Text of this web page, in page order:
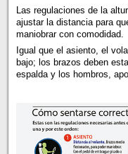
Las regulaciones de la
ajustar la distancia para
maniobrar con comodidad.
Igual que el asiento, el
bajo; los brazos deben
espalda y los hombros,